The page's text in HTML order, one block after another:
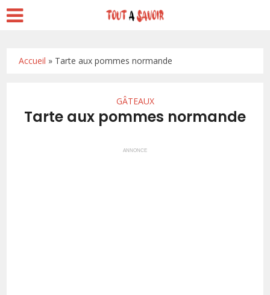
Accueil » Tarte aux pommes normande
GÂTEAUX
Tarte aux pommes normande
ANNONCE